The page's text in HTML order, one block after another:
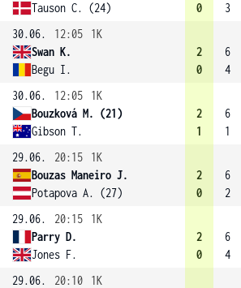
Tauson C. (24)
0
3
30.06.
12:05
1K
Swan K.
Begu I.
2
0
6
4
30.06.
12:05
1K
Bouzková M. (21)
Gibson T.
2
1
6
1
29.06.
20:15
1K
Bouzas Maneiro J.
Potapova A. (27)
2
0
6
2
29.06.
20:15
1K
Parry D.
Jones F.
2
0
6
4
29.06.
20:10
1K